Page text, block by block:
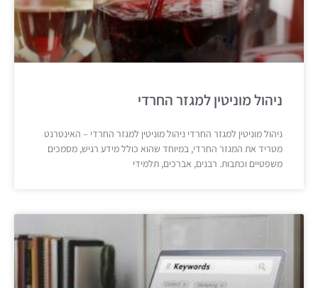
ניהול מוניטין למגזר החרדי
ניהול מוניטין למגזר החרדי ניהול מוניטין למגזר החרדי – האינטרנט
מטריד את המגזר החרדי, במיוחד שהוא כולל מידע רגיש, מסמכים
משפטיים וכתבות. רבנים, אברכים, תלמידי